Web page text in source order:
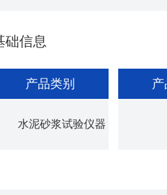
有效期：3年
础信息
产品类别
水泥砂浆试验仪器
产